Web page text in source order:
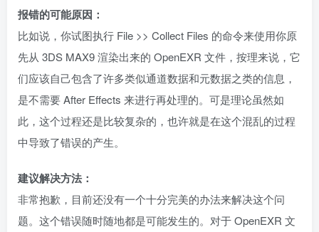
报错的可能原因：
比如说，你试图执行 File >> Collect Files 的命令来使用你原
先从 3DS MAX9 渲染出来的 OpenEXR 文件，按理来说，它
们应该自己包含了许多类似通道数据和元数据之类的信息，
是不需要 After Effects 来进行再处理的。可是理论虽然如
此，这个过程还是比较复杂的，也许就是在这个混乱的过程
中导致了错误的产生。
建议解决方法：
非常抱歉，目前还没有一个十分完美的办法来解决这个问
题。这个错误随时随地都是可能发生的。对于 OpenEXR 文